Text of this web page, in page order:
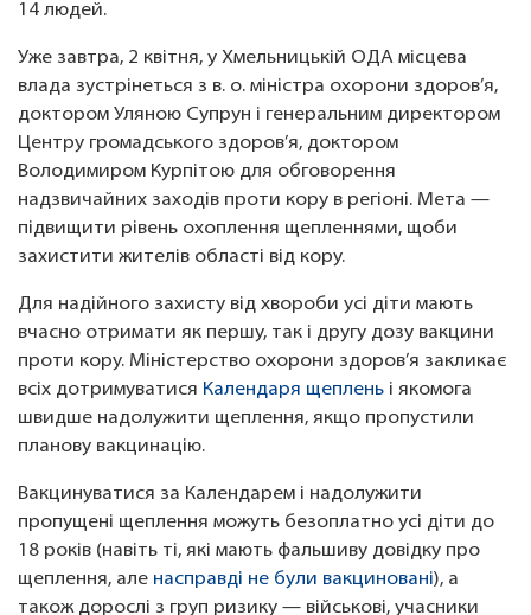
14 людей.
Уже завтра, 2 квітня, у Хмельницькій ОДА місцева
влада зустрінеться з в. о. міністра охорони здоров’я,
доктором Уляною Супрун і генеральним директором
Центру громадського здоров’я, доктором
Володимиром Курпітою для обговорення
надзвичайних заходів проти кору в регіоні. Мета —
підвищити рівень охоплення щепленнями, щоби
захистити жителів області від кору.
Для надійного захисту від хвороби усі діти мають
вчасно отримати як першу, так і другу дозу вакцини
проти кору. Міністерство охорони здоров’я закликає
всіх дотримуватися Календаря щеплень і якомога
швидше надолужити щеплення, якщо пропустили
планову вакцинацію.
Вакцинуватися за Календарем і надолужити
пропущені щеплення можуть безоплатно усі діти до
18 років (навіть ті, які мають фальшиву довідку про
щеплення, але насправді не були вакциновані), а
також дорослі з груп ризику — військові, учасники